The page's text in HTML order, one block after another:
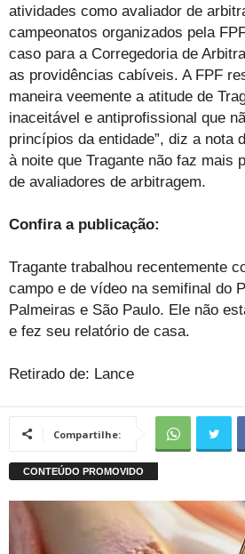
atividades como avaliador de
campeonatos organizados pela
caso para a Corregedoria de
as providências cabíveis. A FPF
maneira veemente a atitude de
inaceitável e antiprofissional que
princípios da entidade”, diz a nota
à noite que Tragante não faz mais
de avaliadores de arbitragem.
Confira a publicação:
Tragante trabalhou recentemente
campo e de vídeo na semifinal do
Palmeiras e São Paulo. Ele não
e fez seu relatório de casa.
Retirado de: Lance
Compartilhe: